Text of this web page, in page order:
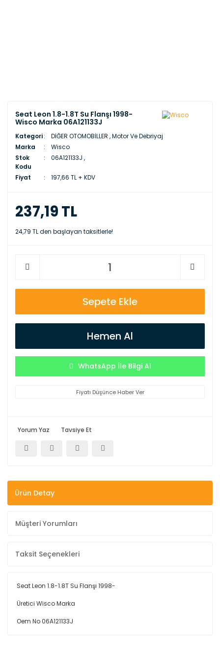
Seat Leon 1.8-1.8T Su Flanşı 1998-
Wisco Marka 06A121133J
Kategori DİĞER OTOMOBİLLER ,Motor Ve Debriyaj
Marka
Wisco
Stok
Kodu
06A121133J ,
Fiyat 197,66 TL + KDV
237,19 TL
24,79 TL den başlayan taksitlerle!
Sepete Ekle
Hemen Al
WhatsApp İle Bilgi Al
Fiyatı Düşünce Haber Ver
Yorum Yaz Tavsiye Et
Ürün Detay
Müşteri Yorumları
Taksit Seçenekleri
Seat Leon 1.8-1.8T Su Flanşı 1998-
Üretici Wisco Marka
Oem No 06A121133J